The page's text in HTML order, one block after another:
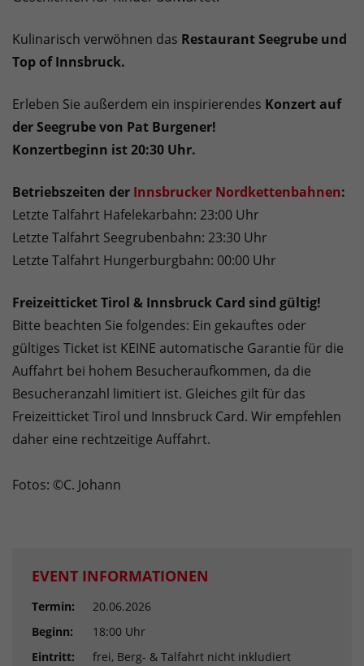
Kulinarisch verwöhnen das Restaurant Seegrube und
Top of Innsbruck.
Erleben Sie außerdem ein inspirierendes Konzert auf
der Seegrube von Pat Burgener!
Konzertbeginn ist20:30 Uhr.
Betriebszeiten der Innsbrucker Nordkettenbahnen:
Letzte Talfahrt Hafelekarbahn: 23:00 Uhr
Letzte Talfahrt Seegrubenbahn: 23:30 Uhr
Letzte Talfahrt Hungerburgbahn: 00:00 Uhr
Freizeitticket Tirol & Innsbruck Card sind gültig!
Bitte beachten Sie folgendes: Ein gekauftes oder
gültiges Ticket ist KEINE automatische Garantie für die
Auffahrt bei hohem Besucheraufkommen, da die
Besucheranzahl limitiert ist. Gleiches gilt für das
Freizeitticket Tirol und Innsbruck Card. Wir empfehlen
daher eine rechtzeitige Auffahrt.
Fotos: ©C. Johann
EVENT INFORMATIONEN
Termin:
20.06.2026
Beginn:
18:00 Uhr
Eintritt:
frei, Berg- & Talfahrt nicht inkludiert